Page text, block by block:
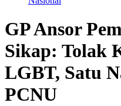
GP Ansor
Sikap: Tolak
LGBT, Satu
PCNU